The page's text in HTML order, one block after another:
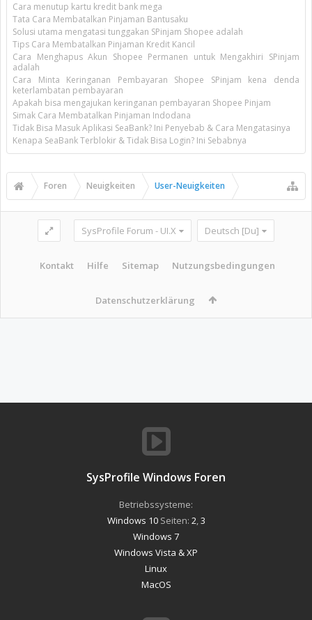
Cara menutup kartu kredit bank mega
Tata Cara Membatalkan Pinjaman Bantusaku
Solusi utama mengatasi tunggakan SPinjam Shopee adalah
Tips Cara Membatalkan Pinjaman Kredit Kancil
Cara Menghapus Akun Shopee Permanen untuk Mengakhiri SPinjam
adalah
Cara Minta Keringanan Pembayaran Shopee SPinjam kena denda
keterlambatan pembayaran
Apakah bisa mengajukan keringanan pembayaran Shopee Pinjam
Simak Cara Membatalkan Pinjaman Indodana
Tidak Bisa Masuk Aplikasi SeaBank? Ini Penyebab & Cara Mengatasinya
Kenapa SeaBank Terblokir & Tidak Bisa Login? Ini Sebabnya
Foren Neuigkeiten User-Neuigkeiten
SysProfile Forum - UI.X Deutsch [Du]
Kontakt Hilfe Sitemap Nutzungsbedingungen
Datenschutzerklärung
SysProfile Windows Foren
Betriebssysteme:
Windows 10Seiten: 2 3
Windows 7
Windows Vista & XP
Linux
MacOS